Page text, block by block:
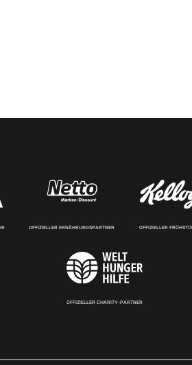
OFFIZIELLER ERNÄHRUNGSPARTNER OFFIZIELLER
OFFIZIELLER CHARITY-PARTNER